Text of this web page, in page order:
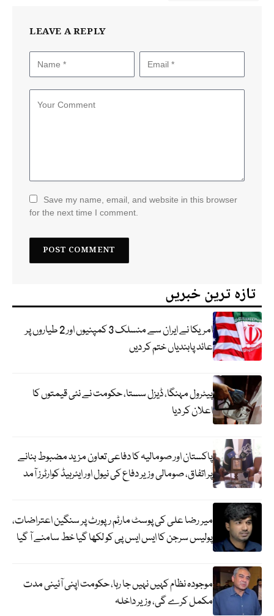
LEAVE A REPLY
Save my name, email, and website in this browser
for the next time I comment.
تازہ ترین خبریں
امریکا نے ایران سے منسلک 3 کمپنیوں اور 2 طیاروں پر
عائد پابندیاں ختم کر دیں
پیٹرول مہنگا، ڈیزل سستا، حکومت نے نئی قیمتوں کا
اعلان کر دیا
پاکستان اور صومالیہ کا دفاعی تعاون مزید مضبوط بنانے
پر اتفاق، صومالی وزیر دفاع کی نیول اور ایئرہیڈ کوارٹرز آمد
میر رضا علی کی پوسٹ مارٹم رپورٹ پر سنگین اعتراضات،
پولیس سرجن کا ایس ایس پی کو لکھا گیا خط سامنے آ گیا
موجودہ نظام کہیں نہیں جا رہا، حکومت اپنی آئینی مدت
مکمل کرے گی، وزیر داخلہ